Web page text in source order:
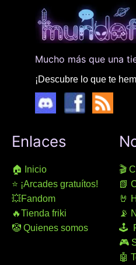
Mucho más que una
¡Descubre lo que te
Enlaces
🏠 Inicio
⭐ ¡Arcades gratuítos!
💥Fandom
🔥Tienda friki
🤡 Quienes somos
🎬
📗
🤘
📡
🕹
🎮
🤖